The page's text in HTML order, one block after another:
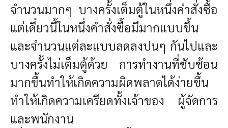
จำนวนมากๆ บางครั้งเต็มตู้ในหนึ่งคำสั่งซื้อ
แต่เดี๋ยวนี้ในหนึ่งคำสั่งซื้อมีมากแบบขึ้น
และจำนวนแต่ละแบบลดลงปนๆ กันไปและ
บางครั้งไม่เต็มตู้ด้วย การทำงานที่ซับซ้อน
มากขึ้นทำให้เกิดความผิดพลาดได้ง่ายขึ้น
ทำให้เกิดความเครียดทั้งเจ้าของ ผู้จัดการ
และพนักงาน